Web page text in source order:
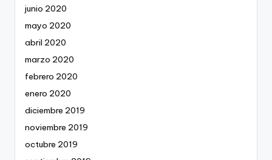
junio 2020
mayo 2020
abril 2020
marzo 2020
febrero 2020
enero 2020
diciembre 2019
noviembre 2019
octubre 2019